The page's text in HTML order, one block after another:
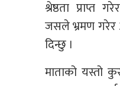
श्रेष्ठता प्राप्त
जसले भ्रमण
दिन्छु ।
माताको यस्तो